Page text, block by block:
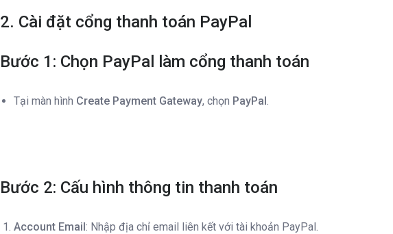
2. Cài đặt cổng thanh toán PayPal
Bước 1: Chọn PayPal làm cổng thanh toán
Tại màn hình Create Payment Gateway, chọn PayPal.
Bước 2: Cấu hình thông tin thanh toán
Account Email: Nhập địa chỉ email liên kết với tài khoản PayPal.